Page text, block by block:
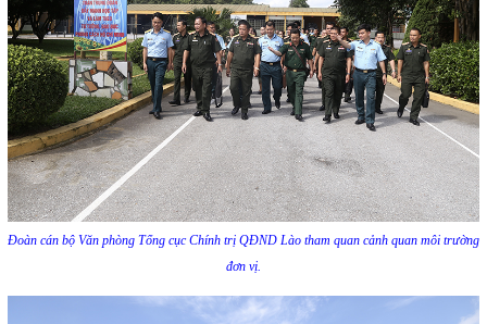
Đoàn cán bộ Văn phòng Tổng cục Chính trị QĐND Lào tham quan cảnh quan môi trường
đơn vị.